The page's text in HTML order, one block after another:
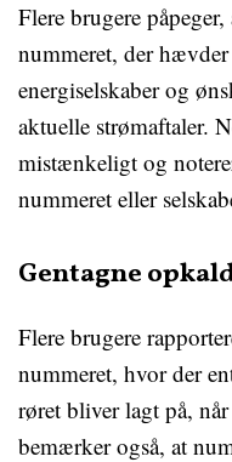
Flere brugere
nummeret, der
energiselskaber og
aktuelle strømaftaler.
mistænkeligt og
nummeret eller
Gentagne
Flere brugere
nummeret, hvor der
røret bliver lagt på,
bemærker også, at